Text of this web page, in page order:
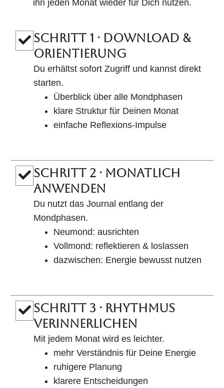
ihn jeden Monat wieder für Dich nutzen.
SCHRITT 1 · DOWNLOAD &
ORIENTIERUNG
Du erhältst sofort Zugriff und kannst direkt
starten.
Überblick über alle Mondphasen
klare Struktur für Deinen Monat
einfache Reflexions-Impulse
SCHRITT 2 · MONATLICH
ANWENDEN
Du nutzt das Journal entlang der
Mondphasen.
Neumond: ausrichten
Vollmond: reflektieren & loslassen
dazwischen: Energie bewusst nutzen
SCHRITT 3 · RHYTHMUS
VERINNERLICHEN
Mit jedem Monat wird es leichter.
mehr Verständnis für Deine Energie
ruhigere Planung
klarere Entscheidungen